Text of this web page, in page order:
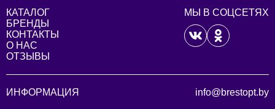
КАТАЛОГ
БРЕНДЫ
КОНТАКТЫ
О НАС
ОТЗЫВЫ
МЫ В СОЦСЕТЯХ
ИНФОРМАЦИЯ info@brestopt.by